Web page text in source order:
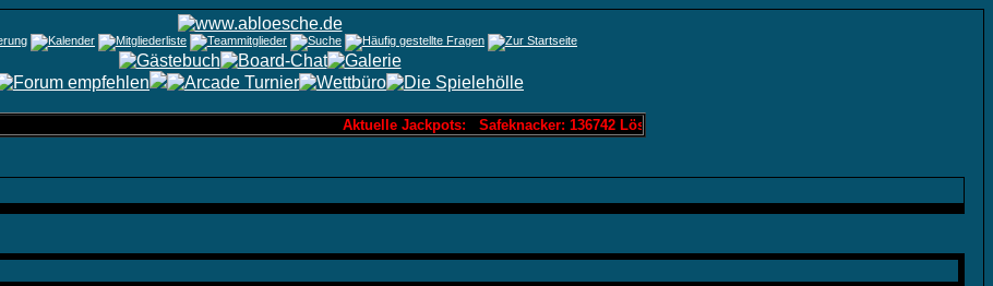
Aktuelle Jackpots: Safeknacker: 136742 Löschis Zahlenraten: 0 Löschis Bandit: 60963